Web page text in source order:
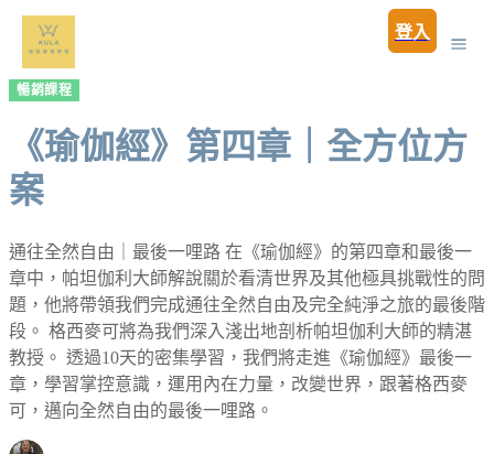
登入
暢銷課程
《瑜伽經》第四章｜全方位方
案
通往全然自由｜最後一哩路 在《瑜伽經》的第四章和最後一
章中，帕坦伽利大師解說關於看清世界及其他極具挑戰性的問
題，他將帶領我們完成通往全然自由及完全純淨之旅的最後階
段。 格西麥可將為我們深入淺出地剖析帕坦伽利大師的精湛
教授。 透過10天的密集學習，我們將走進《瑜伽經》最後一
章，學習掌控意識，運用內在力量，改變世界，跟著格西麥
可，邁向全然自由的最後一哩路。